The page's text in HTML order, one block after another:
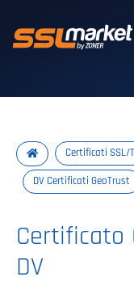
Certificati SSL/
DV Certificati GeoTrust
Certificato
DV